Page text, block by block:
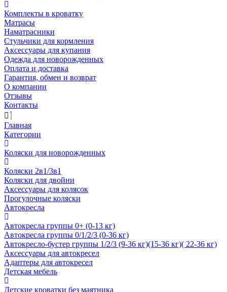
Комплекты в кроватку
Матрасы
Наматрасники
Стульчики для кормления
Аксессуары для купания
Одежда для новорожденных
Оплата и доставка
Гарантия, обмен и возврат
О компании
Отзывы
Контакты
Главная
Категории
Коляски для новорожденных
Коляски 2в1/3в1
Коляски для двойни
Аксессуары для колясок
Прогулочные коляски
Автокресла
Автокресла группы 0+ (0-13 кг)
Автокресла группы 0/1/2/3 (0-36 кг)
Автокресло-бустер группы 1/2/3 (9-36 кг)(15-36 кг)( 22-36 кг)
Аксессуары для автокресел
Адаптеры для автокресел
Детская мебель
Детские кроватки без маятника